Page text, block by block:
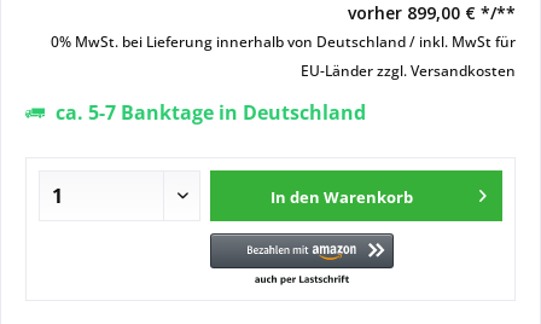
vorher 899,00 € */**
0% MwSt. bei Lieferung innerhalb von Deutschland / inkl. MwSt für
EU-Länderzzgl. Versandkosten
ca. 5-7 Banktage in Deutschland
In den Warenkorb